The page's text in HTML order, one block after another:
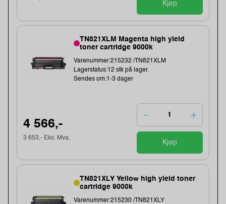
Kjøp
TN821XLM Magenta high yield
toner cartridge 9000k
Varenummer:215232 /TN821XLM
Lagerstatus:12 stk på lager.
Sendes om:1-3 dager
4 566,-
3 653,- Eks. Mva.
Kjøp
TN821XLY Yellow high yield toner
cartridge 9000k
Varenummer:215230 /TN821XLY